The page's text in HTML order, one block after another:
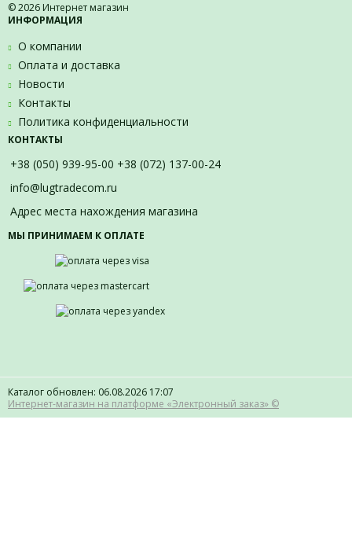
© 2026 Интернет магазин
ИНФОРМАЦИЯ
О компании
Оплата и доставка
Новости
Контакты
Политика конфиденциальности
КОНТАКТЫ
+38 (050) 939-95-00 +38 (072) 137-00-24
info@lugtradecom.ru
Адрес места нахождения магазина
МЫ ПРИНИМАЕМ К ОПЛАТЕ
Каталог обновлен: 06.08.2026 17:07
Интернет-магазин на платформе «Электронный заказ» ©